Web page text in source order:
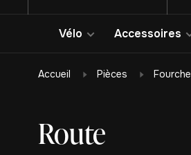
Vélo Accessoires
Accueil Pièces Fourche
Route